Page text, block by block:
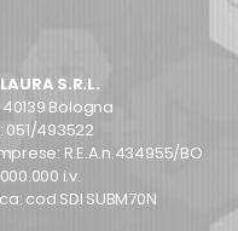
S.R.L.
Bologna
051/493522
R.E.A.n.434955/BO
i.v.
cod SDI SUBM70N